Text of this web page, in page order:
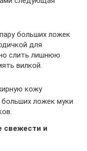
больших ложек
для
слить лишнюю
вилкой.
кожу
ложек муки
свежести и